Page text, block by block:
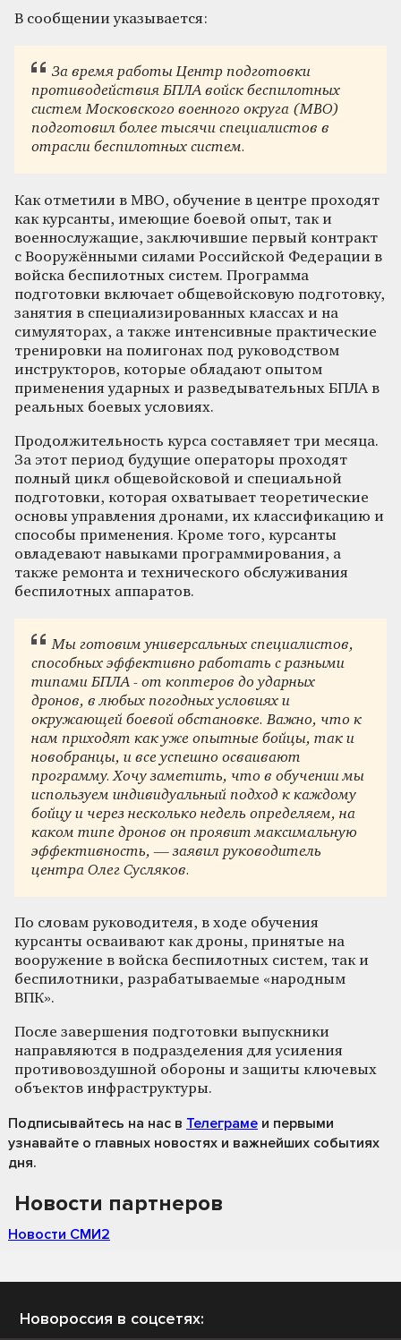
В сообщении указывается:
За время работы Центр подготовки
противодействия БПЛА войск беспилотных
систем Московского военного округа (МВО)
подготовил более тысячи специалистов в
отрасли беспилотных систем.
Как отметили в МВО, обучение в центре проходят
как курсанты, имеющие боевой опыт, так и
военнослужащие, заключившие первый контракт
с Вооружёнными силами Российской Федерации в
войска беспилотных систем. Программа
подготовки включает общевойсковую подготовку,
занятия в специализированных классах и на
симуляторах, а также интенсивные практические
тренировки на полигонах под руководством
инструкторов, которые обладают опытом
применения ударных и разведывательных БПЛА в
реальных боевых условиях.
Продолжительность курса составляет три месяца.
За этот период будущие операторы проходят
полный цикл общевойсковой и специальной
подготовки, которая охватывает теоретические
основы управления дронами, их классификацию и
способы применения. Кроме того, курсанты
овладевают навыками программирования, а
также ремонта и технического обслуживания
беспилотных аппаратов.
Мы готовим универсальных специалистов,
способных эффективно работать с разными
типами БПЛА - от коптеров до ударных
дронов, в любых погодных условиях и
окружающей боевой обстановке. Важно, что к
нам приходят как уже опытные бойцы, так и
новобранцы, и все успешно осваивают
программу. Хочу заметить, что в обучении мы
используем индивидуальный подход к каждому
бойцу и через несколько недель определяем, на
каком типе дронов он проявит максимальную
эффективность, — заявил руководитель
центра Олег Сусляков.
По словам руководителя, в ходе обучения
курсанты осваивают как дроны, принятые на
вооружение в войска беспилотных систем, так и
беспилотники, разрабатываемые «народным
ВПК».
После завершения подготовки выпускники
направляются в подразделения для усиления
противовоздушной обороны и защиты ключевых
объектов инфраструктуры.
Подписывайтесь на нас в Телеграме и первыми
узнавайте о главных новостях и важнейших событиях
дня.
Новости партнеров
Новости СМИ2
Новороссия в соцсетях: